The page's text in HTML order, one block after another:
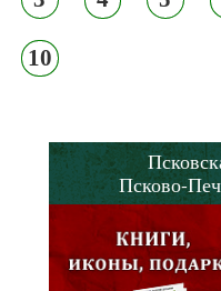
10
Псково-